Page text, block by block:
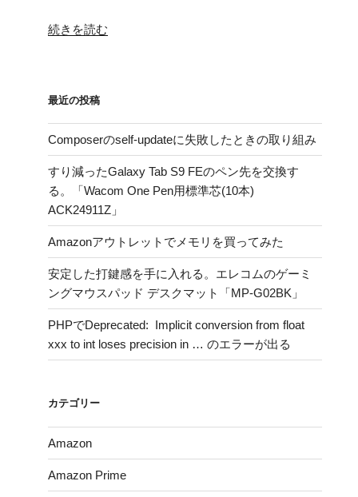
“定
見
直
し
余
計
支
出
の
改
の
サ
ブ
ス
ク
続きを読む
最近の投稿
Composerのself-updateに失敗したときの取り組み
すり減ったGalaxy Tab S9 FEのペン先を交換す
る。「Wacom One Pen用標準芯(10本)
ACK24911Z」
Amazonアウトレットでメモリを買ってみた
安定した打鍵感を手に入れる。エレコムのゲーミ
ングマウスパッド デスクマット「MP-G02BK」
PHPでDeprecated: Implicit conversion from float
xxx to int loses precision in … のエラーが出る
カテゴリー
Amazon
Amazon Prime